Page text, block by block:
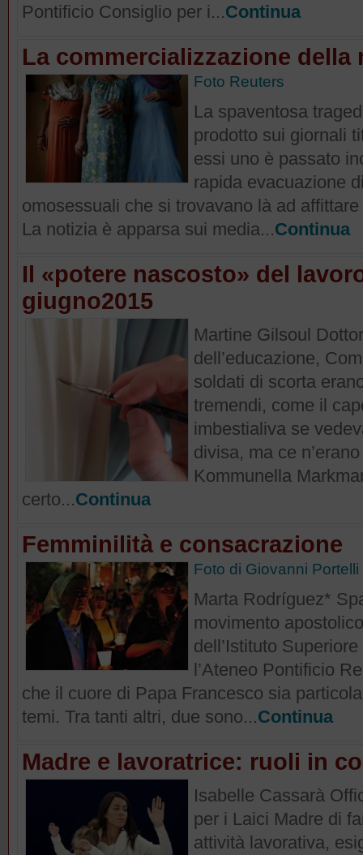
Pontificio Consiglio per i...Continua
La commercializzazione della
Foto Reuters
La spaventosa
prodotto sui giornali
essi uno è passato
rapida evacuazione
omosessuali che si trovavano là ad
La notizia è apparsa sui media...Continua
Il «potere nascosto» del
giugno2015
Martine Gilsoul
dell’educazione,
soldati di scorta
tremendi, come il
imbestialiva se
divisa, ma ce
Kommunella
certo...Continua
Femminilità e consacrazione
Foto di Giovanni Portelli
Marta Rodríguez*
movimento
dell’Istituto
l’Ateneo Pontificio
che il cuore di Papa Francesco sia
temi. Tra tanti altri, due sono...Continua
Madre e lavoratrice: ruoli in
Isabelle Cassarà
per i Laici Madre di
attività lavorativa,